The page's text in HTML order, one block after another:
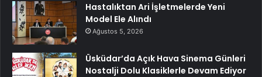
Hastalıktan Ari İşletmelerde Yeni
Model Ele Alındı
Ağustos 5, 2026
Üsküdar’da Açık Hava Sinema Günleri
Nostalji Dolu Klasiklerle Devam Ediyor